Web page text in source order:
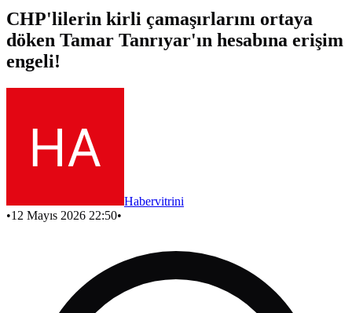
CHP'lilerin kirli çamaşırlarını ortaya
döken Tamar Tanrıyar'ın hesabına erişim
engeli!
Habervitrini
•12 Mayıs 2026 22:50•